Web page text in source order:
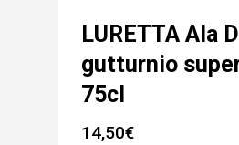
LURETTA Ala
gutturnio
75cl
14,50€